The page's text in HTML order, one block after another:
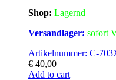
Shop: Lagernd
Versandlager: sofort
Artikelnummer: C-
€ 40,00
Add to cart